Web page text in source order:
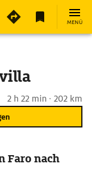
MENÜ
2 h 22 min · 202 km
Faro nach